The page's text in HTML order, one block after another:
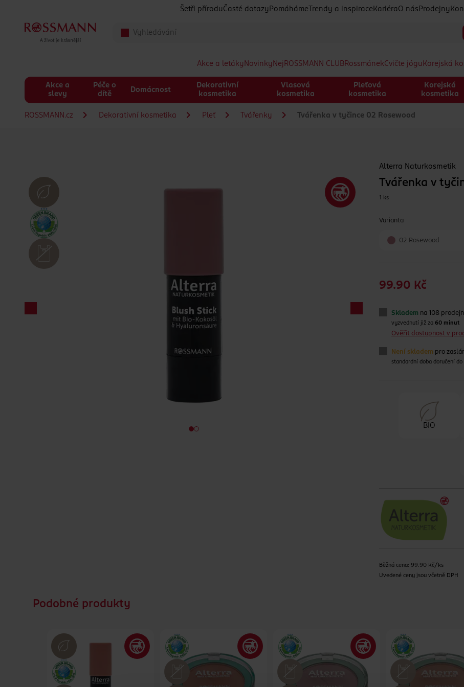
Šetři přírodu Časté dotazy Pomáháme Trendy a inspirace Kariéra O nás Prodejny
Akce a letáky Novinky Nej ROSSMANN CLUBRossmánekCvičte jógu Korejská
Akce a
slevy
Péče o
dítě
Domácnost
Dekorativní
kosmetika
Vlasová
kosmetika
Pleťová
kosmetika
Korejská
kosmetika
ROSSMANN.cz Dekorativní kosmetika Pleť Tvářenky Tvářenka v tyčince 02 Rosewood
Alterra Naturkosmetik
Tvářenka v
1 ks
Varianta
02 Rosewood
99.90 Kč
Skladem na 108
vyzvednutí již za60 minut
Ověřit dostupnost v
Není skladem pro
standardní doba doručení do
BIO
Běžná cena: 99.90 Kč/ks
Uvedené ceny jsou včetně DPH
Podobné produkty